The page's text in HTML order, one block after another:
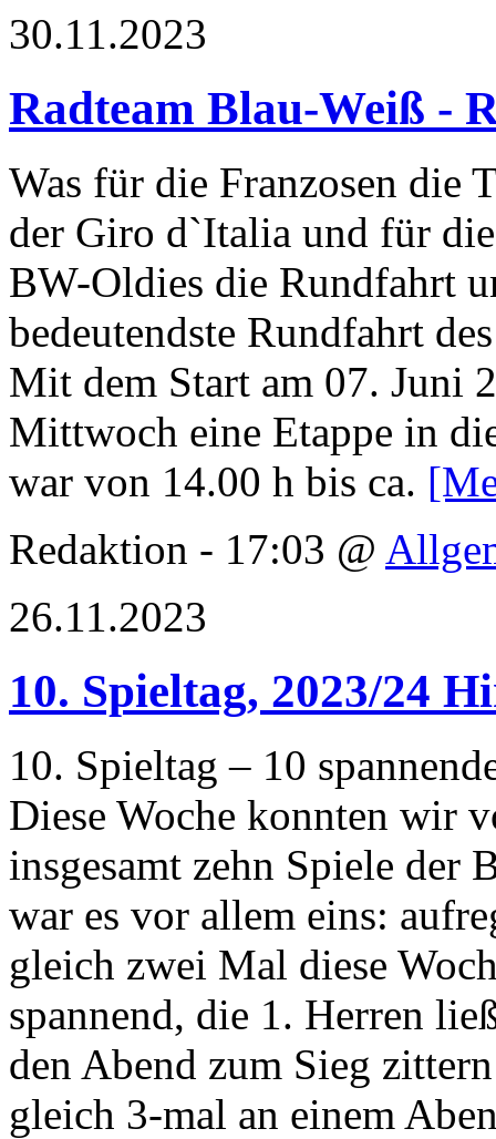
30.11.2023
Radteam Blau-Weiß -
Was für die Franzosen die
der Giro d`Italia und für
BW-Oldies die Rundfahrt
bedeutendste Rundfahrt
Mit dem Start am 07. Juni
Mittwoch eine Etappe in
war von 14.00 h bis ca.
Redaktion - 17:03 @
26.11.2023
10. Spieltag, 2023/24
10. Spieltag – 10
Diese Woche konnten wir
insgesamt zehn Spiele der
war es vor allem eins:
gleich zwei Mal diese
spannend, die 1. Herren
den Abend zum Sieg
gleich 3-mal an einem